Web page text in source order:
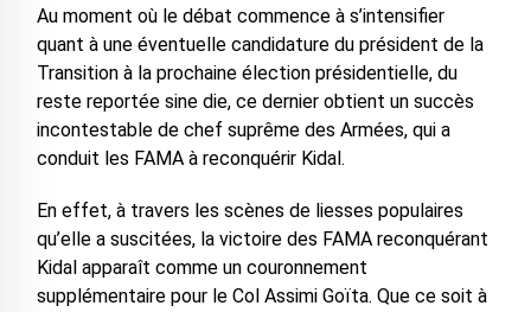
Au moment où le débat commence à s’intensifier
quant à une éventuelle candidature du président de la
Transition à la prochaine élection présidentielle, du
reste reportée sine die, ce dernier obtient un succès
incontestable de chef suprême des Armées, qui a
conduit les FAMA à reconquérir Kidal.
En effet, à travers les scènes de liesses populaires
qu’elle a suscitées, la victoire des FAMA reconquérant
Kidal apparaît comme un couronnement
supplémentaire pour le Col Assimi Goïta. Que ce soit à